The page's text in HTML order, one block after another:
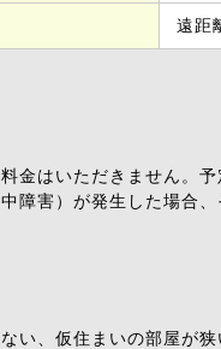
遠距
金はいただきません。
障害）が発生した場合
い、仮住まいの部屋が